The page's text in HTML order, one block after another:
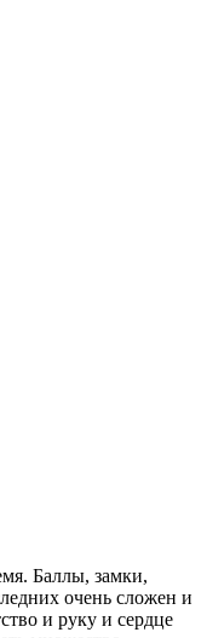
Баллы, замки,
очень сложен и
и руку и сердце